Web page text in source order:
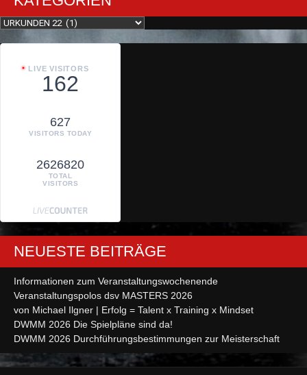
Kategorien
LIVE VISITORS
162
627
VISITORS TODAY
2626820
TOTAL
VISITORS
NEUESTE BEITRÄGE
Informationen zum Veranstaltungswochenende
Veranstaltungspolos dsv MASTERS 2026
von Michael Ilgner | Erfolg = Talent x Training x Mindset
DWMM 2026 Die Spielpläne sind da!
DWMM 2026 Durchführungsbestimmungen zur Meisterschaft